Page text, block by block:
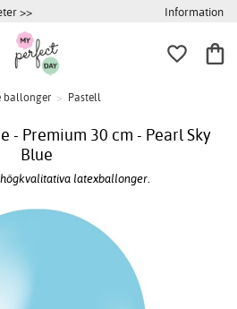
>> Information
ballonger > Pastell
- Premium 30 cm - Pearl Sky
Blue
latexballonger.